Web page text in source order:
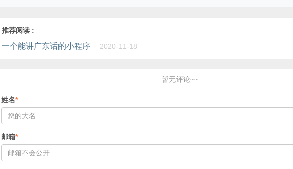
推荐阅读 :
一个能讲广东话的小程序 2020-11-18
暂无评论~~
姓名*
邮箱*